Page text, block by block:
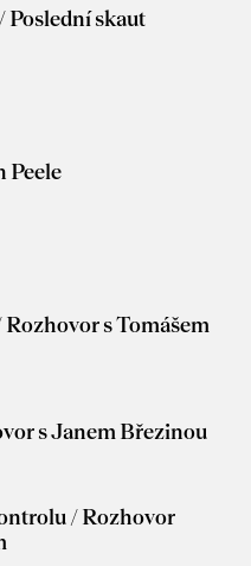
Poslední skaut
Peele
s Tomášem
s Janem Březinou
/ Rozhovor